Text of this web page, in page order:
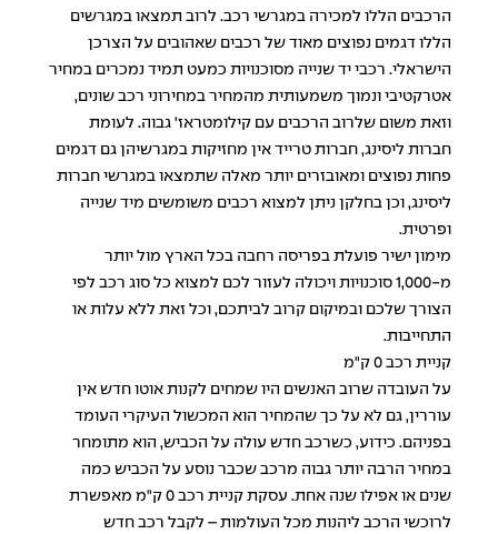
הרכבים הללו למכירה במגרשי רכב. לרוב תמצאו במגרשים
הללו דגמים נפוצים מאוד של רכבים שאהובים על הצרכן
הישראלי. רכבי יד שנייה מסוכנויות כמעט תמיד נמכרים במחיר
אטרקטיבי ונמוך משמעותית מהמחיר במחירוני רכב שונים,
וזאת משום שלרוב הרכבים עם קילומטראז' גבוה. לעומת
חברות ליסינג, חברות טרייד אין מחזיקות במגרשיהן גם דגמים
פחות נפוצים ומאובזרים יותר מאלה שתמצאו במגרשי חברות
ליסינג, וכן בחלקן ניתן למצוא רכבים משומשים מיד שנייה
ופרטית.
מימון ישיר פועלת בפריסה רחבה בכל הארץ מול יותר
מ-1,000 סוכנויות ויכולה לעזור לכם למצוא כל סוג רכב לפי
הצורך שלכם ובמיקום קרוב לביתכם, וכל זאת ללא עלות או
התחייבות.
קניית רכב 0 ק"מ
על העובדה שרוב האנשים היו שמחים לקנות אוטו חדש אין
עוררין, גם לא על כך שהמחיר הוא המכשול העיקרי העומד
בפניהם. כידוע, כשרכב חדש עולה על הכביש, הוא מתומחר
במחיר הרבה יותר גבוה מרכב שכבר נוסע על הכביש כמה
שנים או אפילו שנה אחת. עסקת קניית רכב 0 ק"מ מאפשרת
לרוכשי הרכב ליהנות מכל העולמות – לקבל רכב חדש